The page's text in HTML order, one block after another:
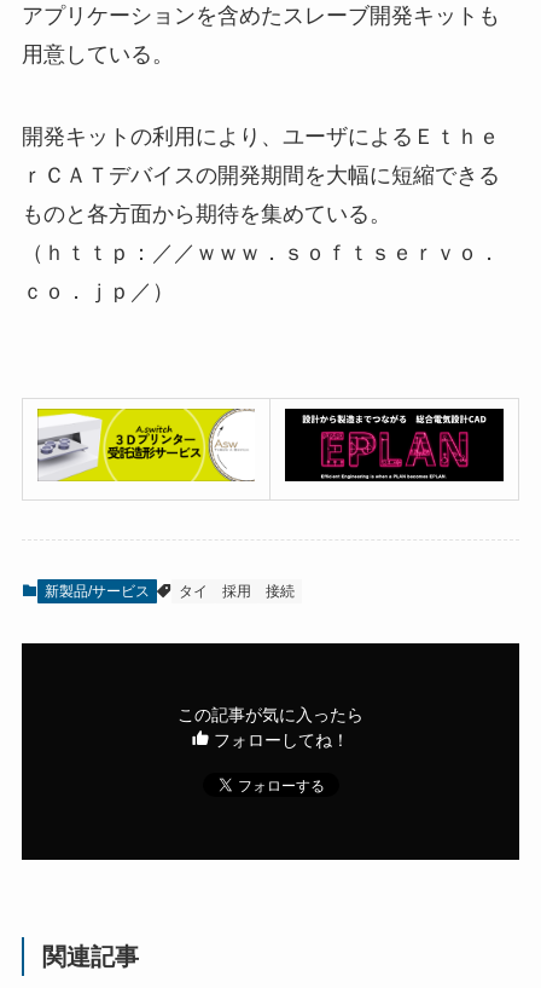
アプリケーションを含めたスレーブ開発キットも
用意している。
開発キットの利用により、ユーザによるＥｔｈｅ
ｒＣＡＴデバイスの開発期間を大幅に短縮できる
ものと各方面から期待を集めている。
（ｈｔｔｐ：／／ｗｗｗ．ｓｏｆｔｓｅｒｖｏ．
ｃｏ．ｊｐ／）
新製品/サービス タイ 採用 接続
この記事が気に入ったら
フォローしてね！
関連記事